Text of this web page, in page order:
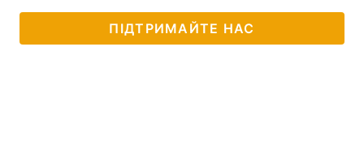
ПІДТРИМАЙТЕ НАС